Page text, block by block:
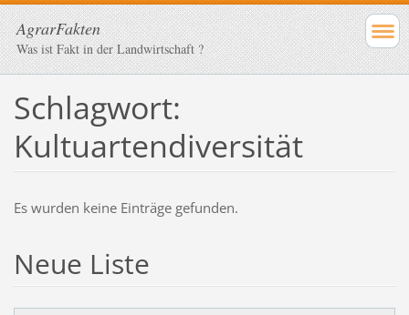
AgrarFakten
Was ist Fakt in der Landwirtschaft ?
Schlagwort:
Kultuartendiversität
Es wurden keine Einträge gefunden.
Neue Liste